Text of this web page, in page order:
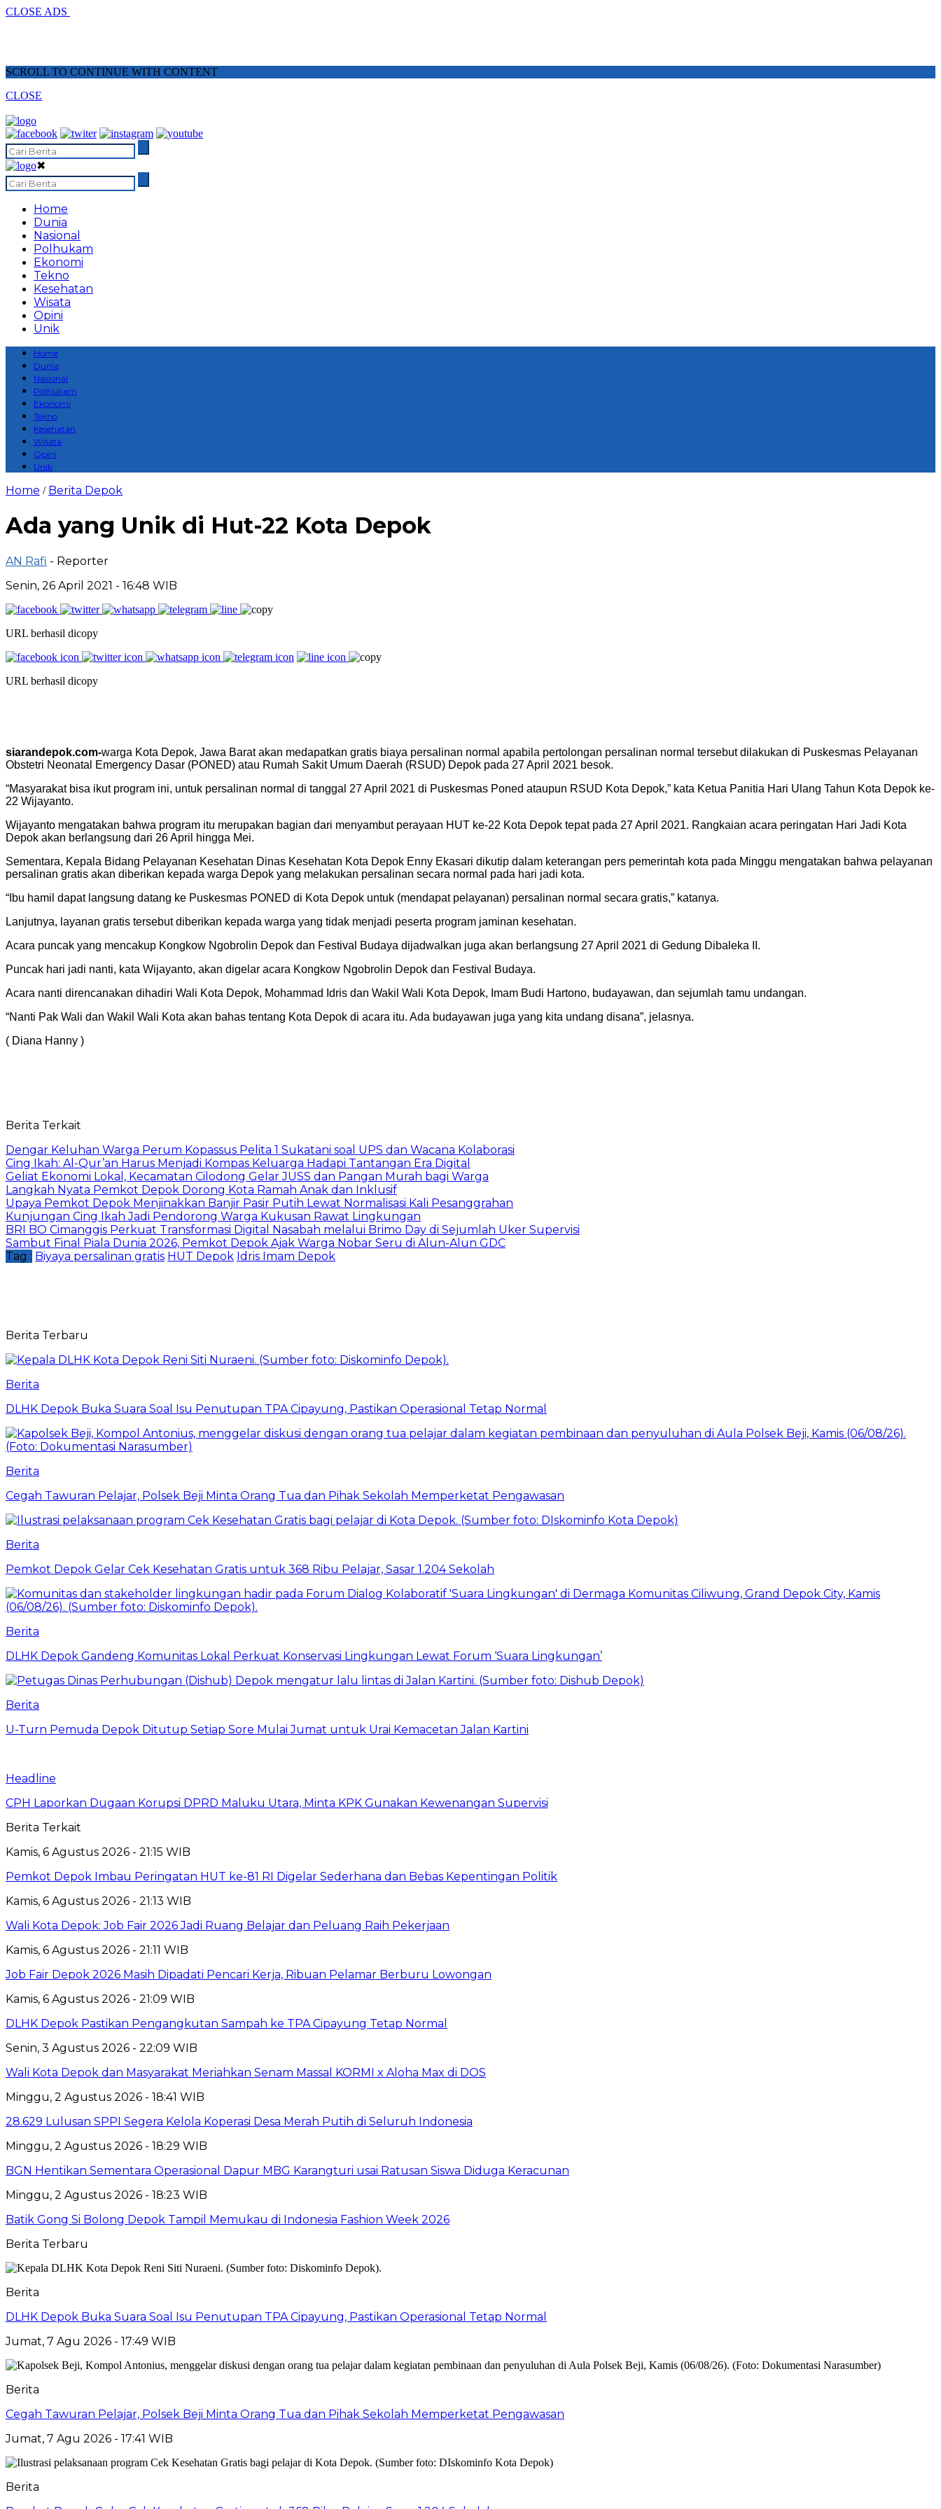
CLOSE ADS
SCROLL TO CONTINUE WITH CONTENT
CLOSE
✖
Home
Dunia
Nasional
Polhukam
Ekonomi
Tekno
Kesehatan
Wisata
Opini
Unik
Home
Dunia
Nasional
Polhukam
Ekonomi
Tekno
Kesehatan
Wisata
Opini
Unik
Home / Berita Depok
Ada yang Unik di Hut-22 Kota Depok
AN Rafi - Reporter
Senin, 26 April 2021 - 16:48 WIB
URL berhasil dicopy
URL berhasil dicopy
siarandepok.com-warga Kota Depok, Jawa Barat akan medapatkan gratis biaya persalinan normal apabila pertolongan persalinan normal tersebut dilakukan di Puskesmas Pelayanan
Obstetri Neonatal Emergency Dasar (PONED) atau Rumah Sakit Umum Daerah (RSUD) Depok pada 27 April 2021 besok.
“Masyarakat bisa ikut program ini, untuk persalinan normal di tanggal 27 April 2021 di Puskesmas Poned ataupun RSUD Kota Depok,” kata Ketua Panitia Hari Ulang Tahun Kota Depok ke-
22 Wijayanto.
Wijayanto mengatakan bahwa program itu merupakan bagian dari menyambut perayaan HUT ke-22 Kota Depok tepat pada 27 April 2021. Rangkaian acara peringatan Hari Jadi Kota
Depok akan berlangsung dari 26 April hingga Mei.
Sementara, Kepala Bidang Pelayanan Kesehatan Dinas Kesehatan Kota Depok Enny Ekasari dikutip dalam keterangan pers pemerintah kota pada Minggu mengatakan bahwa pelayanan
persalinan gratis akan diberikan kepada warga Depok yang melakukan persalinan secara normal pada hari jadi kota.
“Ibu hamil dapat langsung datang ke Puskesmas PONED di Kota Depok untuk (mendapat pelayanan) persalinan normal secara gratis,” katanya.
Lanjutnya, layanan gratis tersebut diberikan kepada warga yang tidak menjadi peserta program jaminan kesehatan.
Acara puncak yang mencakup Kongkow Ngobrolin Depok dan Festival Budaya dijadwalkan juga akan berlangsung 27 April 2021 di Gedung Dibaleka II.
Puncak hari jadi nanti, kata Wijayanto, akan digelar acara Kongkow Ngobrolin Depok dan Festival Budaya.
Acara nanti direncanakan dihadiri Wali Kota Depok, Mohammad Idris dan Wakil Wali Kota Depok, Imam Budi Hartono, budayawan, dan sejumlah tamu undangan.
“Nanti Pak Wali dan Wakil Wali Kota akan bahas tentang Kota Depok di acara itu. Ada budayawan juga yang kita undang disana”, jelasnya.
( Diana Hanny )
Berita Terkait
Dengar Keluhan Warga Perum Kopassus Pelita 1 Sukatani soal UPS dan Wacana Kolaborasi
Cing Ikah: Al-Qur’an Harus Menjadi Kompas Keluarga Hadapi Tantangan Era Digital
Geliat Ekonomi Lokal, Kecamatan Cilodong Gelar JUSS dan Pangan Murah bagi Warga
Langkah Nyata Pemkot Depok Dorong Kota Ramah Anak dan Inklusif
Upaya Pemkot Depok Menjinakkan Banjir Pasir Putih Lewat Normalisasi Kali Pesanggrahan
Kunjungan Cing Ikah Jadi Pendorong Warga Kukusan Rawat Lingkungan
BRI BO Cimanggis Perkuat Transformasi Digital Nasabah melalui Brimo Day di Sejumlah Uker Supervisi
Sambut Final Piala Dunia 2026, Pemkot Depok Ajak Warga Nobar Seru di Alun-Alun GDC
Tag : Biyaya persalinan gratis HUT Depok Idris Imam Depok
Berita Terbaru
Berita
DLHK Depok Buka Suara Soal Isu Penutupan TPA Cipayung, Pastikan Operasional Tetap Normal
Berita
Cegah Tawuran Pelajar, Polsek Beji Minta Orang Tua dan Pihak Sekolah Memperketat Pengawasan
Berita
Pemkot Depok Gelar Cek Kesehatan Gratis untuk 368 Ribu Pelajar, Sasar 1.204 Sekolah
Berita
DLHK Depok Gandeng Komunitas Lokal Perkuat Konservasi Lingkungan Lewat Forum ‘Suara Lingkungan’
Berita
U-Turn Pemuda Depok Ditutup Setiap Sore Mulai Jumat untuk Urai Kemacetan Jalan Kartini
Headline
CPH Laporkan Dugaan Korupsi DPRD Maluku Utara, Minta KPK Gunakan Kewenangan Supervisi
Berita Terkait
Kamis, 6 Agustus 2026 - 21:15 WIB
Pemkot Depok Imbau Peringatan HUT ke-81 RI Digelar Sederhana dan Bebas Kepentingan Politik
Kamis, 6 Agustus 2026 - 21:13 WIB
Wali Kota Depok: Job Fair 2026 Jadi Ruang Belajar dan Peluang Raih Pekerjaan
Kamis, 6 Agustus 2026 - 21:11 WIB
Job Fair Depok 2026 Masih Dipadati Pencari Kerja, Ribuan Pelamar Berburu Lowongan
Kamis, 6 Agustus 2026 - 21:09 WIB
DLHK Depok Pastikan Pengangkutan Sampah ke TPA Cipayung Tetap Normal
Senin, 3 Agustus 2026 - 22:09 WIB
Wali Kota Depok dan Masyarakat Meriahkan Senam Massal KORMI x Aloha Max di DOS
Minggu, 2 Agustus 2026 - 18:41 WIB
28.629 Lulusan SPPI Segera Kelola Koperasi Desa Merah Putih di Seluruh Indonesia
Minggu, 2 Agustus 2026 - 18:29 WIB
BGN Hentikan Sementara Operasional Dapur MBG Karangturi usai Ratusan Siswa Diduga Keracunan
Minggu, 2 Agustus 2026 - 18:23 WIB
Batik Gong Si Bolong Depok Tampil Memukau di Indonesia Fashion Week 2026
Berita Terbaru
Berita
DLHK Depok Buka Suara Soal Isu Penutupan TPA Cipayung, Pastikan Operasional Tetap Normal
Jumat, 7 Agu 2026 - 17:49 WIB
Berita
Cegah Tawuran Pelajar, Polsek Beji Minta Orang Tua dan Pihak Sekolah Memperketat Pengawasan
Jumat, 7 Agu 2026 - 17:41 WIB
Berita